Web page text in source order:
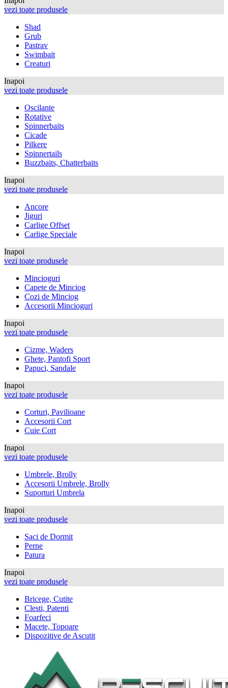
vezi toate produsele
Shad
Grub
Pastrav
Swimbait
Creaturi
Inapoi
vezi toate produsele
Oscilante
Rotative
Spinnerbaits
Cicade
Pilkere
Spinnertails
Buzzbaits, Chatterbaits
Inapoi
vezi toate produsele
Ancore
Jiguri
Carlige Offset
Carlige Speciale
Inapoi
vezi toate produsele
Mincioguri
Capete de Minciog
Cozi de Minciog
Accesorii Mincioguri
Inapoi
vezi toate produsele
Cizme, Waders
Ghete, Pantofi Sport
Papuci, Sandale
Inapoi
vezi toate produsele
Corturi, Pavilioane
Accesorii Cort
Cuie Cort
Inapoi
vezi toate produsele
Umbrele, Brolly
Accesorii Umbrele, Brolly
Suporturi Umbrela
Inapoi
vezi toate produsele
Saci de Dormit
Perne
Patura
Inapoi
vezi toate produsele
Bricege, Cutite
Clesti, Patenti
Foarfeci
Macete, Topoare
Dispozitive de Ascutit